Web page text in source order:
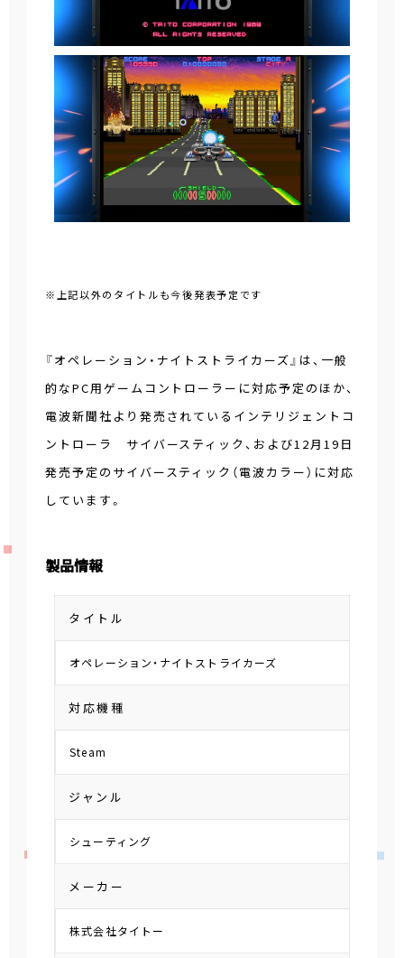
※上記以外のタイトルも今後発表予定です
『オペレーション・ナイトストライカーズ』は、一般
的なPC用ゲームコントローラーに対応予定のほか、
電波新聞社より発売されているインテリジェントコ
ントローラ サイバースティック、および12月19日
発売予定のサイバースティック（電波カラー）に対応
しています。
製品情報
タイトル
オペレーション・ナイトストライカーズ
対応機種
Steam
ジャンル
シューティング
メーカー
株式会社タイトー